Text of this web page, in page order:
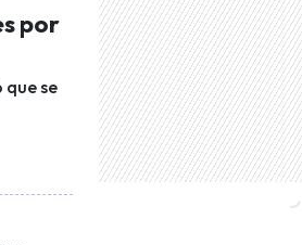
por
que se